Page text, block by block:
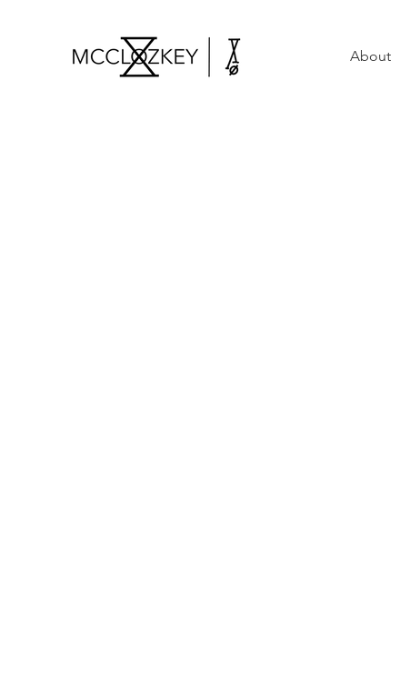
About